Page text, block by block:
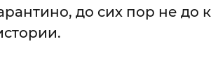
до сих пор не